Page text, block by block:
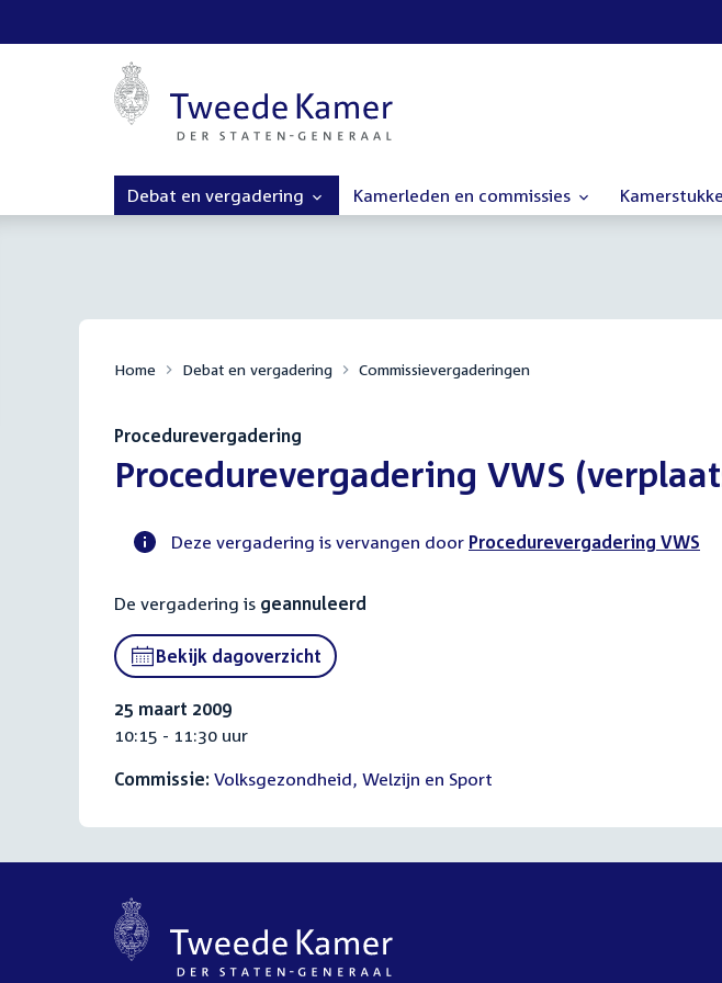
Debat en vergadering Kamerleden en commissies
Home Debat en vergadering Commissievergaderingen
Procedurevergadering
:Procedurevergadering VWS
commissie
activiteit
Deze vergadering is vervangen door Procedurevergadering VWS
De vergadering is geannuleerd
Bekijk dagoverzicht
25 maart 2009
10:15 - 11:30 uur
Commissie: Volksgezondheid, Welzijn en Sport